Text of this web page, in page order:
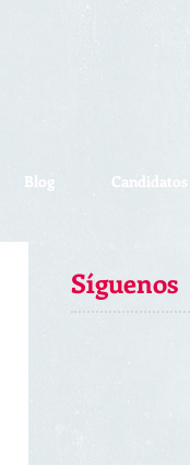
Blog Candidatos
Síguenos